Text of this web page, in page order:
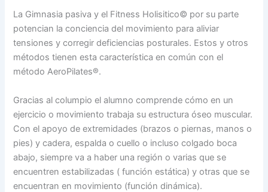
La Gimnasia pasiva y el Fitness Holisitico© por su parte
potencian la conciencia del movimiento para aliviar
tensiones y corregir deficiencias posturales. Estos y otros
métodos tienen esta característica en común con el
método AeroPilates®.
Gracias al columpio el alumno comprende cómo en un
ejercicio o movimiento trabaja su estructura óseo muscular.
Con el apoyo de extremidades (brazos o piernas, manos o
pies) y cadera, espalda o cuello o incluso colgado boca
abajo, siempre va a haber una región o varias que se
encuentren estabilizadas ( función estática) y otras que se
encuentran en movimiento (función dinámica).